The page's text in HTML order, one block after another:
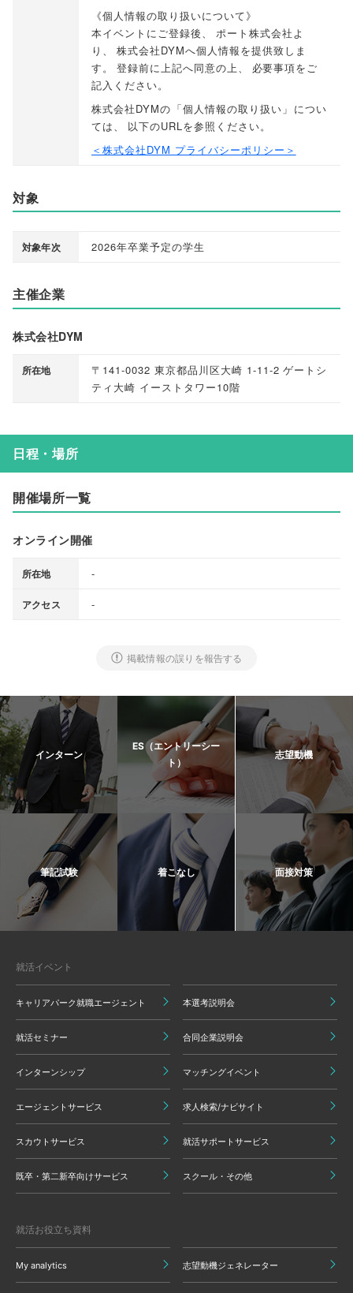
《個人情報の取り扱いについて》
本イベントにご登録後、
ポート株式会社よ
り 、
株式会社DYMへ個人情報を提供致しま
す。 登録前に上記へ同意の上、
必要事項をご
記入ください。
株式会社DYMの 「個人情報の取り扱い 」 につい
ては、 以下のURLを参照ください。
＜株式会社DYM プライバシーポリシー＞
対象
対象年次 2026年卒業予定の学生
主催企業
株式会社DYM
所在地
〒141-0032 東京都品川区大崎 1-11-2 ゲートシ
ティ大崎 イーストタワー10階
日程・場所
開催場所一覧
オンライン開催
所在地 -
アクセス -
掲載情報の誤りを報告する
インターン
ES（エントリーシー
ト）
志望動機
筆記試験 着こなし 面接対策
就活イベント
キャリアパーク就職エージェント 本選考説明会
就活セミナー 合同企業説明会
インターンシップ マッチングイベント
エージェントサービス 求人検索/ナビサイト
スカウトサービス 就活サポートサービス
既卒・第二新卒向けサービス スクール・その他
就活お役立ち資料
My analytics 志望動機ジェネレーター